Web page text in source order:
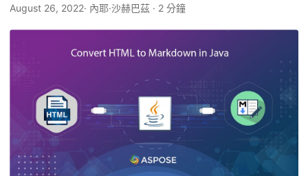
August 26, 2022· 內耶·沙赫巴茲 · 2 分鐘